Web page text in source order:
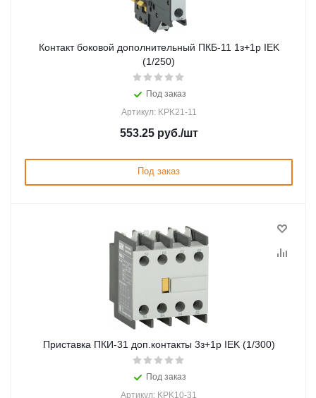
Контакт боковой дополнительный ПКБ-11 1з+1р IEK
(1/250)
Под заказ
Артикул: KPK21-11
553.25руб./шт
Под заказ
Приставка ПКИ-31 доп.контакты 3з+1р IEK (1/300)
Под заказ
Артикул: KPK10-31